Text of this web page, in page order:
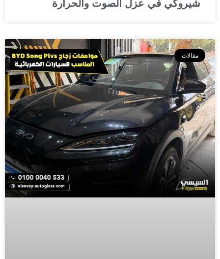
شيروكي في عزل الصوت والحرارة
مقالات